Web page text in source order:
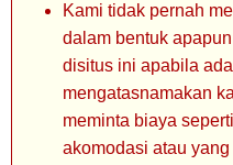
Kami tidak pernah
dalam bentuk
disitus ini apabila
mengatasnamakan
meminta biaya
akomodasi atau